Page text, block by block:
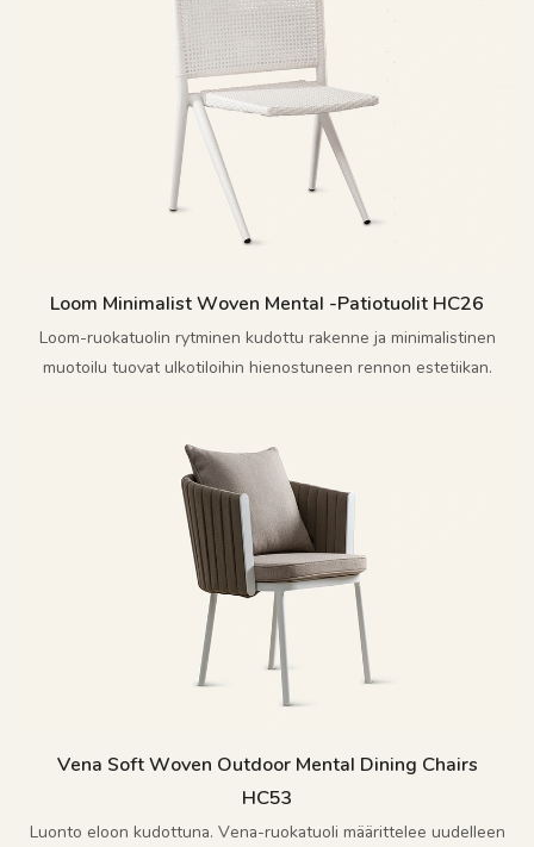
Loom Minimalist Woven Mental -patiotuolit HC26
Loom-ruokatuolin rytminen kudottu rakenne ja minimalistinen
muotoilu tuovat ulkotiloihin hienostuneen rennon estetiikan.
Vena Soft Woven Outdoor Mental Dining Chairs
HC53
Luonto eloon kudottuna. Vena-ruokatuoli määrittelee uudelleen